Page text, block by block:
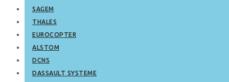
SAGEM
THALES
EUROCOPTER
ALSTOM
DCNS
DASSAULT SYSTEME